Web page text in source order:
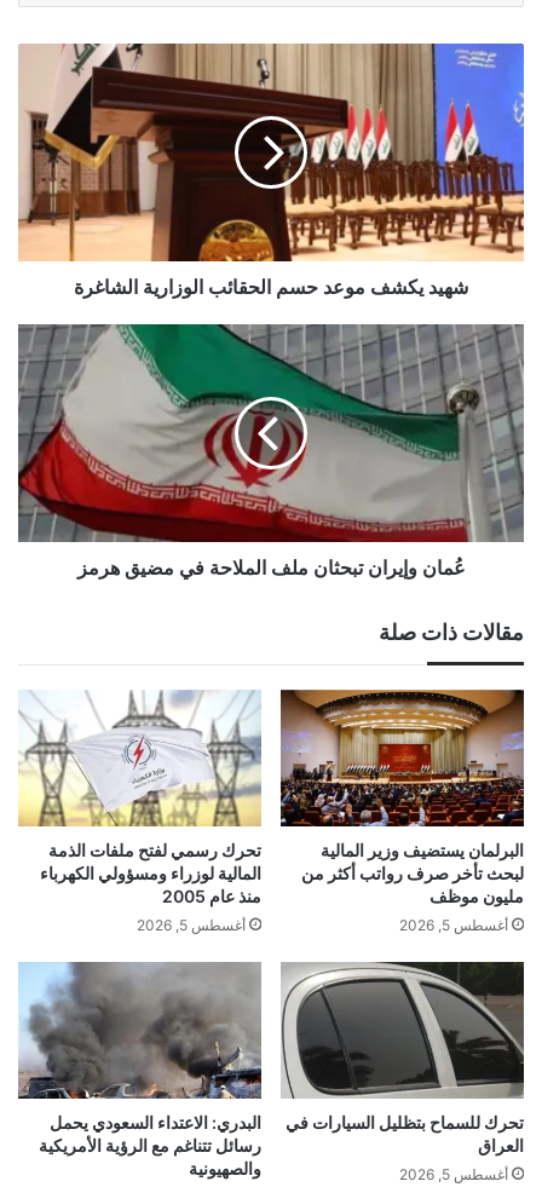
شهيد
موعد
حسم
الحقائب
الوزارية
الشاغرة
شهيد يكشف موعد حسم الحقائب الوزارية الشاغرة
عُمان
وإيران
تبحثان
ملف
الملاحة
في
مضيق
هرمز
عُمان وإيران تبحثان ملف الملاحة في مضيق هرمز
مقالات ذات صلة
البرلمان يستضيف وزير المالية
لبحث تأخر صرف رواتب أكثر من
مليون موظف
أغسطس 5, 2026
تحرك رسمي لفتح ملفات الذمة
المالية لوزراء ومسؤولي الكهرباء
منذ عام 2005
أغسطس 5, 2026
تحرك للسماح بتظليل السيارات في
العراق
أغسطس 5, 2026
البدري: الاعتداء السعودي يحمل
رسائل تتناغم مع الرؤية الأمريكية
والصهيونية